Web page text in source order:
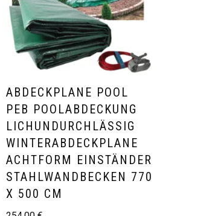
ABDECKPLANE POOL
PEB POOLABDECKUNG
LICHUNDURCHLÄSSIG
WINTERABDECKPLANE
ACHTFORM EINSTÄNDER
STAHLWANDBECKEN 770
X 500 CM